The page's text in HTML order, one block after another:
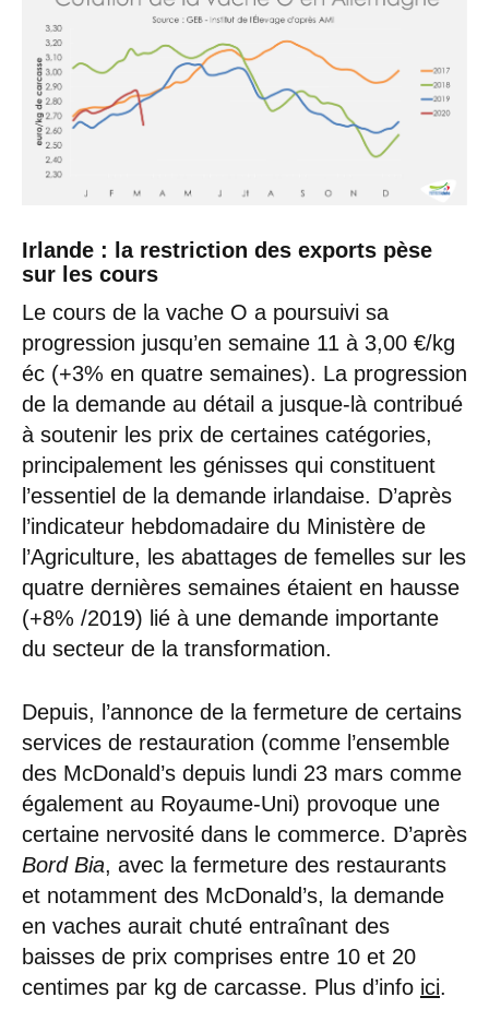
Irlande : la restriction des exports pèse
sur les cours
Le cours de la vache O a poursuivi sa
progression jusqu’en semaine 11 à 3,00 €/kg
éc (+3% en quatre semaines). La progression
de la demande au détail a jusque-là contribué
à soutenir les prix de certaines catégories,
principalement les génisses qui constituent
l’essentiel de la demande irlandaise. D’après
l’indicateur hebdomadaire du Ministère de
l’Agriculture, les abattages de femelles sur les
quatre dernières semaines étaient en hausse
(+8% /2019) lié à une demande importante
du secteur de la transformation.
Depuis, l’annonce de la fermeture de certains
services de restauration (comme l’ensemble
des McDonald’s depuis lundi 23 mars comme
également au Royaume-Uni) provoque une
certaine nervosité dans le commerce. D’après
Bord Bia, avec la fermeture des restaurants
et notamment des McDonald’s, la demande
en vaches aurait chuté entraînant des
baisses de prix comprises entre 10 et 20
centimes par kg de carcasse. Plus d’info ici.